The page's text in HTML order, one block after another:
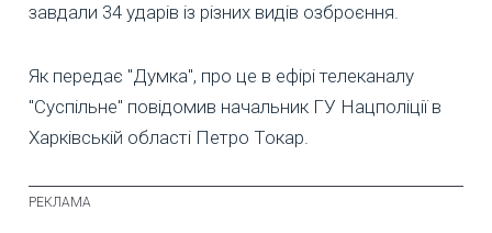
завдали 34 ударів із різних видів озброєння.
Як передає "Думка", про це в ефірі телеканалу
"Суспільне" повідомив начальник ГУ Нацполіції в
Харківській області Петро Токар.